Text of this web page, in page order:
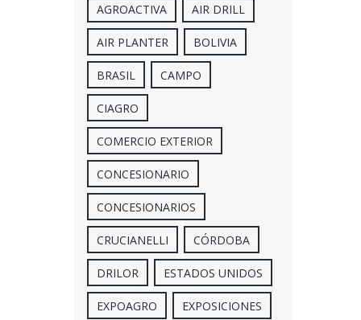
AGROACTIVA AIR DRILL
AIR PLANTER BOLIVIA
BRASIL CAMPO
CIAGRO
COMERCIO EXTERIOR
CONCESIONARIO
CONCESIONARIOS
CRUCIANELLI CÓRDOBA
DRILOR ESTADOS UNIDOS
EXPOAGRO EXPOSICIONES